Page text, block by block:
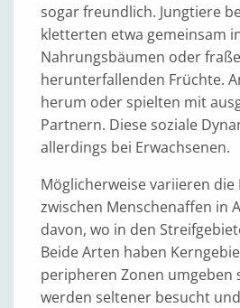
sogar freundlich. Jungtiere
kletterten etwa gemeinsam
Nahrungsbäumen oder
herunterfallenden Früchte.
herum oder spielten mit
Partnern. Diese soziale
allerdings bei Erwachsenen.
Möglicherweise variieren
zwischen Menschenaffen in
davon, wo in den
Beide Arten haben
peripheren Zonen umgeben
werden seltener besucht